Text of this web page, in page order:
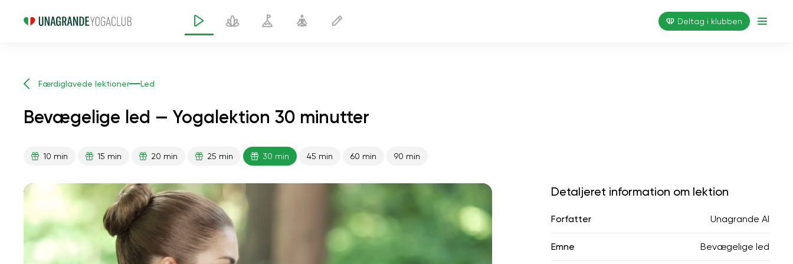
Deltag i klubben
Færdiglavede lektioner Led
Bevægelige led — Yogalektion 30 minutter
10 min 15 min 20 min 25 min 30 min 45 min 60 min 90 min
Detaljeret information om lektion
Forfatter Unagrande AI
Emne Bevægelige led